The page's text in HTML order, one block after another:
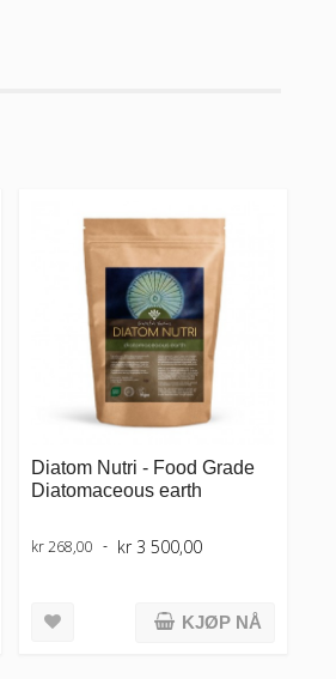
Diatom Nutri - Food Grade
Diatomaceous earth
kr 268,00 kr 3 500,00
KJØP NÅ